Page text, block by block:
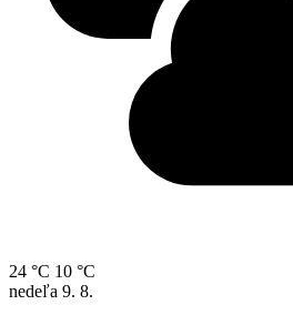
24 °C 10 °C
nedeľa 9. 8.